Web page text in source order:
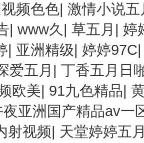
频色色| 激情小说
|www久 |草五月 | 婷
| 亚洲精级| 婷婷97C
爱五月 | 丁香五月日
欧美| 91九色精品|
夜亚洲国产精品av一
射视频| 天堂婷婷五